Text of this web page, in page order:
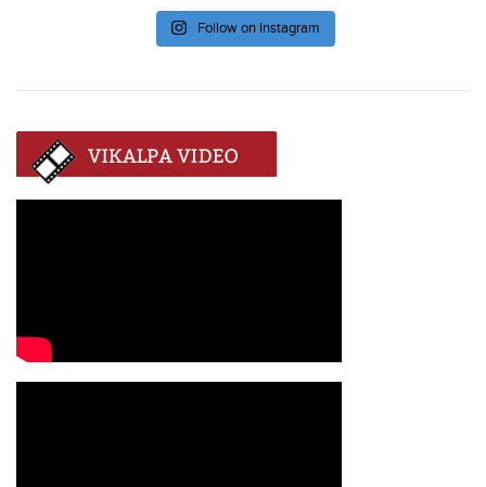
Follow on Instagram